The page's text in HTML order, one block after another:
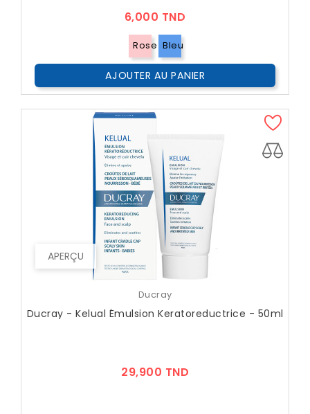
6,000 TND
Rose Bleu
AJOUTER AU PANIER
APERÇU
Ducray
Ducray - Kelual Émulsion Keratoreductrice - 50ml
29,900 TND